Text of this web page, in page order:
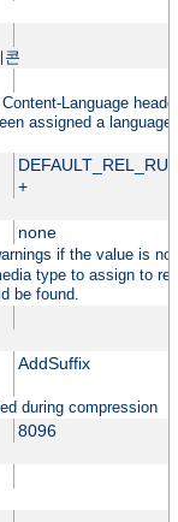
콘
Language
assigned a
+
none
if the value is
type to assign to
be found.
AddSuffix
during compression
8096